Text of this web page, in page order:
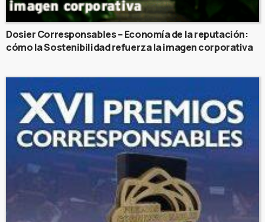
Dosier Corresponsables – Economía de la reputación:
cómo la Sostenibilidad refuerza la imagen corporativa